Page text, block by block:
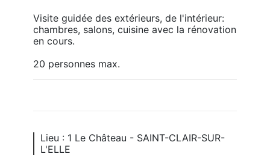
Visite guidée des extérieurs, de l'intérieur:
chambres, salons, cuisine avec la rénovation
en cours.
20 personnes max.
Lieu : 1 Le Château - SAINT-CLAIR-SUR-
L'ELLE